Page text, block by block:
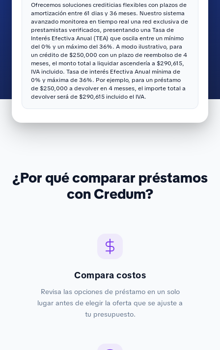
Ofrecemos soluciones crediticias flexibles con plazos de
amortización entre 61 dias y 36 meses. Nuestro sistema
avanzado monitorea en tiempo real una red exclusiva de
prestamistas verificados, presentando una Tasa de
Interés Efectiva Anual (TEA) que oscila entre un mínimo
del 0% y un máximo del 36%. A modo ilustrativo, para
un crédito de $250,000 con un plazo de reembolso de 4
meses, el monto total a liquidar ascendería a $290,615,
IVA incluido. Tasa de interés Efectiva Anual mínima de
0% y máxima de 36%. Por ejemplo, para un préstamo
de $250,000 a devolver en 4 messes, el importe total a
devolver será de $290,615 incluido el IVA.
¿Por qué comparar préstamos
con Credum?
Compara costos
Revisa las opciones de préstamo en un solo
lugar antes de elegir la oferta que se ajuste a
tu presupuesto.